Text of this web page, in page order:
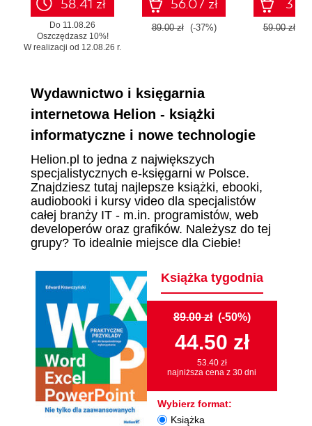
58.41 zł
Do 11.08.26
Oszczędzasz 10%!
W realizacji od 12.08.26 r.
56.07 zł
89.00 zł (-37%) 59.00 zł
Wydawnictwo i księgarnia
internetowa Helion - książki
informatyczne i nowe technologie
Helion.pl to jedna z największych
specjalistycznych e-księgarni w Polsce.
Znajdziesz tutaj najlepsze książki, ebooki,
audiobooki i kursy video dla specjalistów
całej branży IT - m.in. programistów, web
developerów oraz grafików. Należysz do tej
grupy? To idealnie miejsce dla Ciebie!
Książka tygodnia
89.00 zł (-50%)
44.50 zł
53.40 zł
najniższa cena z 30 dni
Wybierz format:
Książka